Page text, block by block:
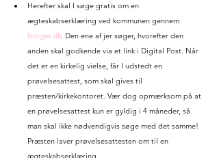
Herefter skal I søge gratis om en
ægteskabserklæring ved kommunen gennem
borger.dk. Den ene af jer søger, hvorefter den
anden skal godkende via et link i Digital Post. Når
det er en kirkelig vielse, får I udstedt en
prøvelsesattest, som skal gives til
præsten/kirkekontoret. Vær dog opmærksom på at
en prøvelsesattest kun er gyldig i 4 måneder, så
man skal ikke nødvendigvis søge med det samme!
Præsten laver prøvelsesattesten om til en
ægteskabserklæring.